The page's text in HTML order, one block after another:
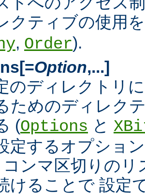
クティブの使用
, Order).
Option,...]
のディレクトリ
ためのディレク
(Options と
定するオプショ
コンマ区切りの
けることで 設定